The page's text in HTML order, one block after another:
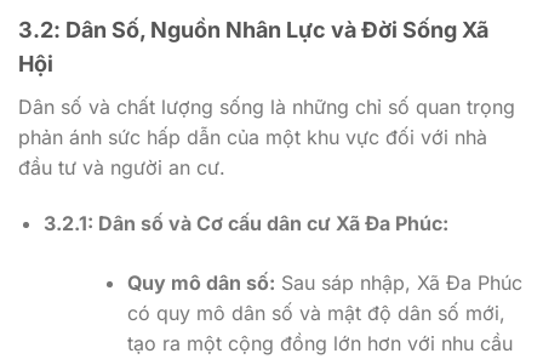
3.2: Dân Số, Nguồn Nhân Lực và Đời Sống Xã
Hội
Dân số và chất lượng sống là những chỉ số quan trọng
phản ánh sức hấp dẫn của một khu vực đối với nhà
đầu tư và người an cư.
3.2.1: Dân số và Cơ cấu dân cư Xã Đa Phúc:
Quy mô dân số: Sau sáp nhập, Xã Đa Phúc
có quy mô dân số và mật độ dân số mới,
tạo ra một cộng đồng lớn hơn với nhu cầu